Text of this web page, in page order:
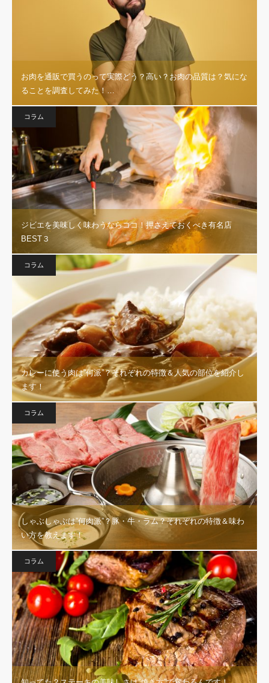
お肉を通販で買うのって実際どう？高い？お肉の品質は？気にな
ることを調査してみた！…
コラム
ジビエを美味しく味わうならココ！押さえておくべき有名店
BEST３
コラム
カレーに使う肉は”何派”？それぞれの特徴＆人気の部位を紹介し
ます！
コラム
しゃぶしゃぶは”何肉派”？豚・牛・ラム？それぞれの特徴＆味わ
い方を教えます！
コラム